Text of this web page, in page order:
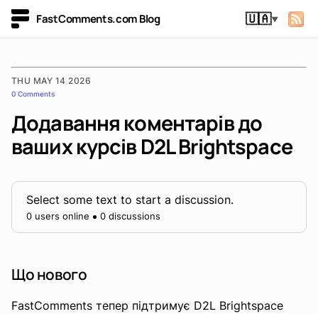
FastComments.com Blog 🇺🇦▼
THU MAY 14 2026
0 Comments
Додавання коментарів до
ваших курсів D2L Brightspace
Select some text to start a discussion.
0 users online 0 discussions
Що нового
FastComments тепер підтримує D2L Brightspace